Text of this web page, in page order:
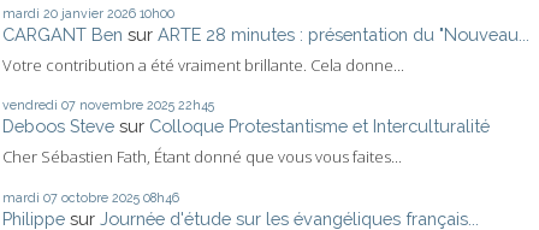
mardi 20 janvier 2026 10h00
CARGANT Ben sur ARTE 28 minutes : présentation du "Nouveau...
Votre contribution a été vraiment brillante. Cela donne...
vendredi 07 novembre 2025 22h45
Deboos Steve sur Colloque Protestantisme et Interculturalité
Cher Sébastien Fath, Étant donné que vous vous faites...
mardi 07 octobre 2025 08h46
Philippe sur Journée d'étude sur les évangéliques français...